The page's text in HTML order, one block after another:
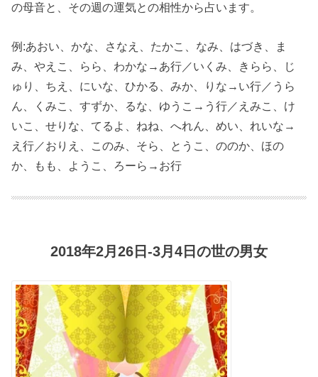
の母音と、その週の運気との相性から占います。
例:あおい、かな、さなえ、たかこ、なみ、はづき、ま
み、やえこ、らら、わかな→あ行／いくみ、きらら、じ
ゅり、ちえ、にいな、ひかる、みか、りな→い行／うら
ん、くみこ、すずか、るな、ゆうこ→う行／えみこ、け
いこ、せりな、てるよ、ねね、へれん、めい、れいな→
え行／おりえ、このみ、そら、とうこ、ののか、ほの
か、もも、ようこ、ろーら→お行
2018年2月26日-3月4日の世の男女